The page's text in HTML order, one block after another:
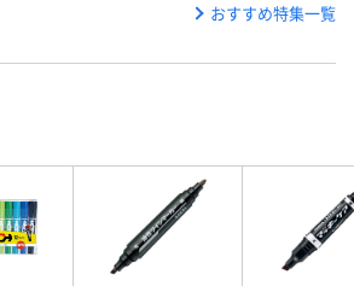
おすすめ特集一覧